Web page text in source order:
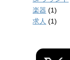
楽器 (1)
求人 (1)